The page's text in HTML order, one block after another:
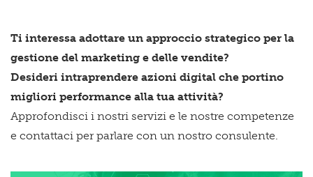
Ti interessa adottare un approccio strategico per la
gestione del marketing e delle vendite?
Desideri intraprendere azioni digital che portino
migliori performance alla tua attività?
Approfondisci i nostri servizi e le nostre competenze
e contattaci per parlare con un nostro consulente.